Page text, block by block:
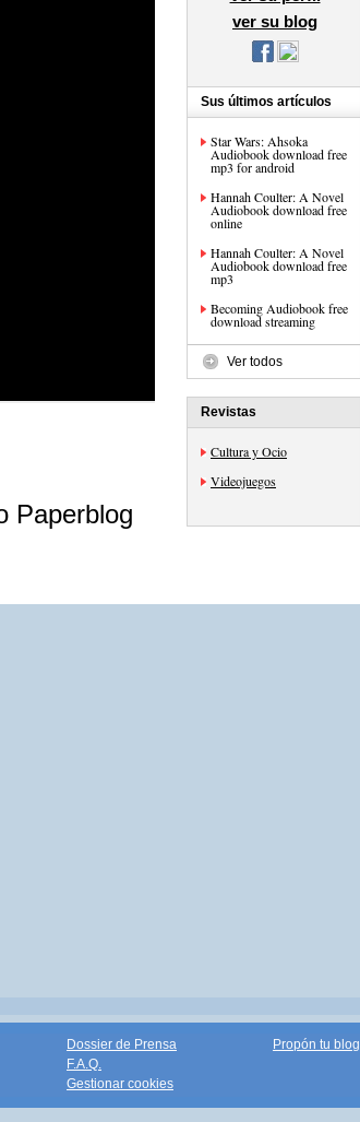
ver su blog
Sus últimos artículos
Star Wars: Ahsoka
Audiobook download free
mp3 for android
Hannah Coulter: A Novel
Audiobook download free
online
Hannah Coulter: A Novel
Audiobook download free
mp3
Becoming Audiobook free
download streaming
Ver todos
Revistas
Cultura y Ocio
Videojuegos
Dossier de Prensa
F.A.Q.
Gestionar cookies
Propón tu blog